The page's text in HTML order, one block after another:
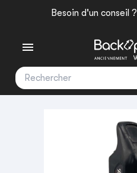
Besoin d'un conseil ?
